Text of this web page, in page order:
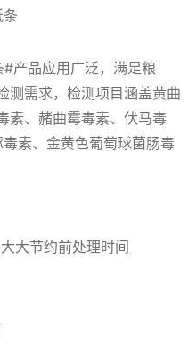
产品应用广泛，满足粮
测需求，检测项目涵盖黄曲
素、赭曲霉毒素、伏马毒
素、金黄色葡萄球菌肠毒
大节约前处理时间